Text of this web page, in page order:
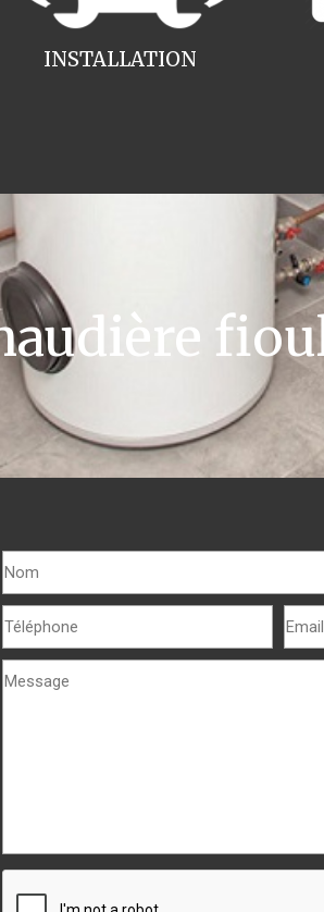
INSTALLATION